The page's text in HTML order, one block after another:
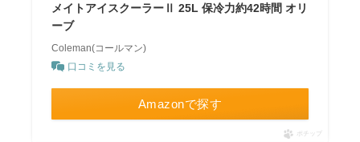
メイトアイスクーラーⅡ 25L 保冷力約42時間 オリ
ーブ
Coleman(コールマン)
口コミを見る
Amazonで探す
ポチップ